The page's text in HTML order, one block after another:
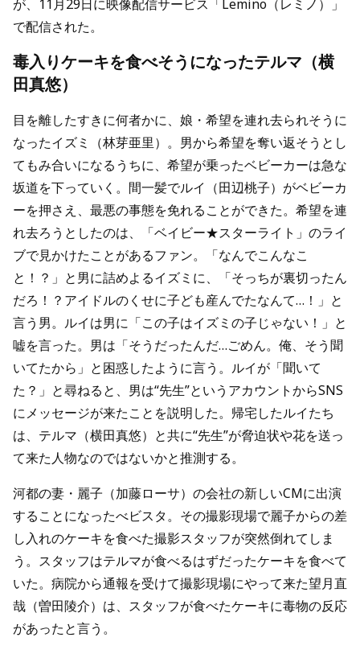
が、11月29日に映像配信サービス「Lemino（レミノ）」
で配信された。
毒入りケーキを食べそうになったテルマ（横
田真悠）
目を離したすきに何者かに、娘・希望を連れ去られそうに
なったイズミ（林芽亜里）。男から希望を奪い返そうとし
てもみ合いになるうちに、希望が乗ったベビーカーは急な
坂道を下っていく。間一髪でルイ（田辺桃子）がベビーカ
ーを押さえ、最悪の事態を免れることができた。希望を連
れ去ろうとしたのは、「ベイビー★スターライト」のライ
ブで見かけたことがあるファン。「なんでこんなこ
と！？」と男に詰めよるイズミに、「そっちが裏切ったん
だろ！？アイドルのくせに子ども産んでたなんて…！」と
言う男。ルイは男に「この子はイズミの子じゃない！」と
嘘を言った。男は「そうだったんだ…ごめん。俺、そう聞
いてたから」と困惑したように言う。ルイが「聞いて
た？」と尋ねると、男は“先生”というアカウントからSNS
にメッセージが来たことを説明した。帰宅したルイたち
は、テルマ（横田真悠）と共に“先生”が脅迫状や花を送っ
て来た人物なのではないかと推測する。
河都の妻・麗子（加藤ローサ）の会社の新しいCMに出演
することになったべビスタ。その撮影現場で麗子からの差
し入れのケーキを食べた撮影スタッフが突然倒れてしま
う。スタッフはテルマが食べるはずだったケーキを食べて
いた。病院から通報を受けて撮影現場にやって来た望月直
哉（曽田陵介）は、スタッフが食べたケーキに毒物の反応
があったと言う。